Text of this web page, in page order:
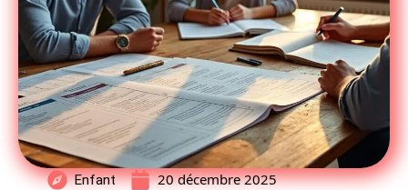
Enfant 20 décembre 2025